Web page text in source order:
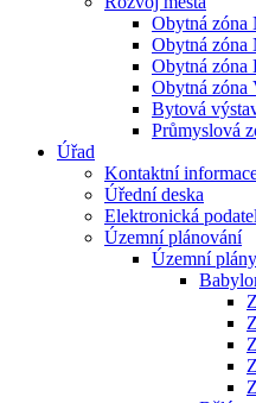
Obytná zóna
Obytná zóna
Obytná zóna
Obytná zóna
Bytová
Průmyslová
Úřad
Kontaktní
Úřední deska
Elektronická
Územní plánování
Územní plány